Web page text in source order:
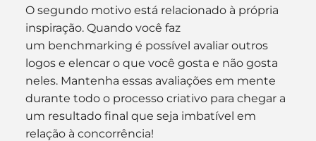
O segundo motivo está relacionado à própria
inspiração. Quando você faz
um benchmarking é possível avaliar outros
logos e elencar o que você gosta e não gosta
neles. Mantenha essas avaliações em mente
durante todo o processo criativo para chegar a
um resultado final que seja imbatível em
relação à concorrência!